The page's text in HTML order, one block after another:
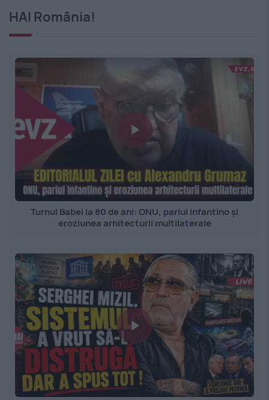
HAI România!
Turnul Babel la 80 de ani: ONU, pariul Infantino și
eroziunea arhitecturii multilaterale